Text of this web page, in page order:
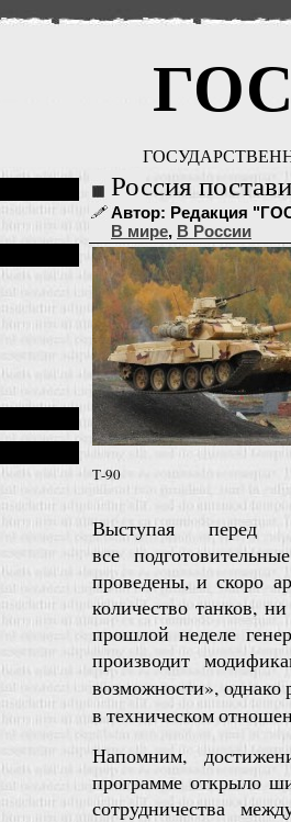
Россия
Автор: Редакция
В мире, В России
Т-90
Выступая перед
все
проведены, и скоро
количество танков,
прошлой неделе
производит
возможности», однако
в техническом
Напомним,
программе открыло
сотрудничества